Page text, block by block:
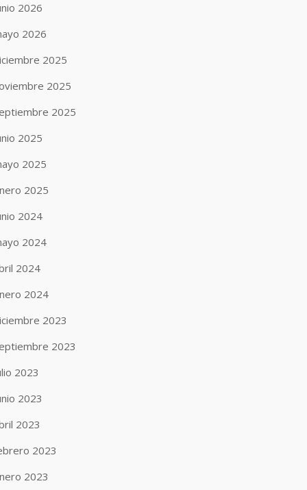
2026
2026
2025
2025
2025
2025
2025
2025
2024
2024
2024
2024
2023
2023
2023
2023
2023
2023
2023